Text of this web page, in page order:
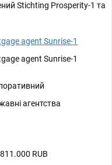
Stichting Prosperity-1 та
agent Sunrise-1
agent Sunrise-1
агентства
RUB